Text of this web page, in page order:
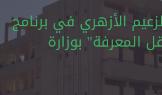
الأزهري في برنامج
المعرفة" بوزارة